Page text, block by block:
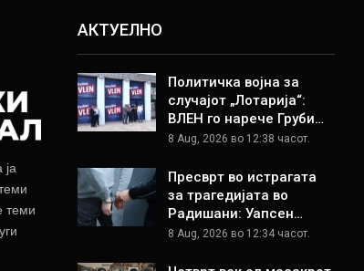
теми
АКТУЕЛНО
Политичка војна за
случајот „Лотарија“:
ВЛЕН го нарече Груби…
8 Aug, 2026 во 12:38 часот.
Пресврт во истрагата
за трагедијата во
Радишани: Уапсен…
8 Aug, 2026 во 12:34 часот.